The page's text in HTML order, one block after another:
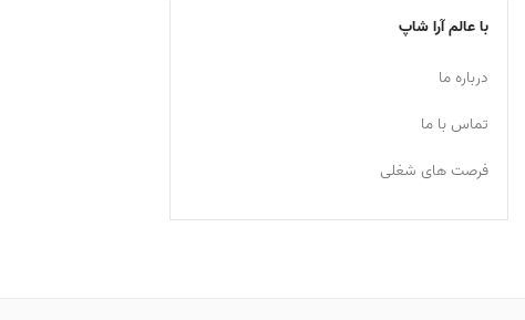
با عالم آرا شاپ
درباره ما
تماس با ما
فرصت های شغلی